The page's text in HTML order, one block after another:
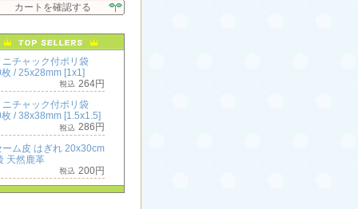
カートを確認する
ニチャック付ポリ袋
/ 25x28mm [1x1]
264円
ニチャック付ポリ袋
/ 38x38mm [1.5x1.5]
286円
ーム皮 はぎれ 20x30cm
天然鹿革
200円
ニチャック付ポリ袋